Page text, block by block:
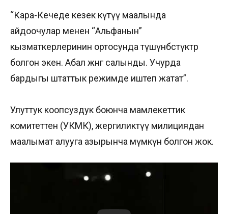
“Кара-Кечеде кезек күтүү маалында
айдоочулар менен “Альфанын”
кызматкерлеринин ортосунда түшүнбөстүктөр
болгон экен. Абал жөнгө салынды. Учурда
бардыгы штаттык режимде иштеп жатат”.
Улуттук коопсуздук боюнча мамлекеттик
комитеттен (УКМК), жергиликтүү милициядан
маалымат алууга азырынча мүмкүн болгон жок.